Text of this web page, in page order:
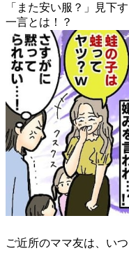
「また安い服？」見下
一言とは！？
ご近所のママ友は、い